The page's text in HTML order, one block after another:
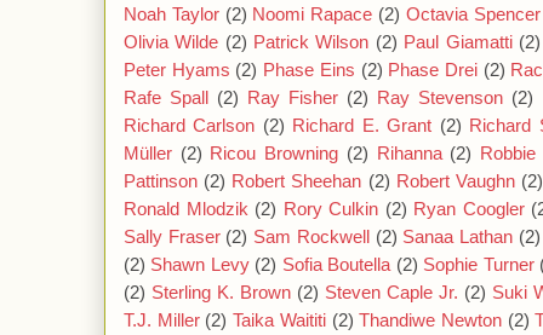
Noah Taylor (2) Noomi Rapace (2) Octavia Spencer
Olivia Wilde (2) Patrick Wilson (2) Paul Giamatti (2)
Peter Hyams (2) Phase Eins (2) Phase Drei (2)
Rafe Spall (2) Ray Fisher (2) Ray Stevenson (2)
Richard Carlson (2) Richard E. Grant (2) Richard
Müller (2) Ricou Browning (2) Rihanna (2) Robbie
Pattinson (2) Robert Sheehan (2) Robert Vaughn (2)
Ronald Mlodzik (2) Rory Culkin (2) Ryan Coogler
Sally Fraser (2) Sam Rockwell (2) Sanaa Lathan (2)
(2) Shawn Levy (2) Sofia Boutella (2) Sophie Turner
(2) Sterling K. Brown (2) Steven Caple Jr. (2) Suki
T.J. Miller (2) Taika Waititi (2) Thandiwe Newton (2)